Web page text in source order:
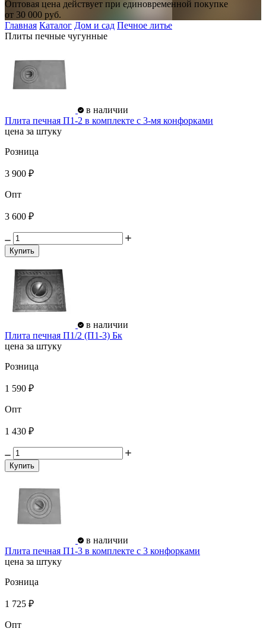
Оптовая цена действует при единовременной покупке
от 30 000 руб.
Главная Каталог Дом и сад Печное литье
Плиты печные чугунные
в наличии
Плита печная П1-2 в комплекте с 3-мя конфорками
цена за штуку
Розница
3 900 ₽
Опт
3 600 ₽
Купить
в наличии
Плита печная П1/2 (П1-3) Бк
цена за штуку
Розница
1 590 ₽
Опт
1 430 ₽
Купить
в наличии
Плита печная П1-3 в комплекте с 3 конфорками
цена за штуку
Розница
1 725 ₽
Опт